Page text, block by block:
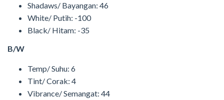
Shadaws/ Bayangan: 46
White/ Putih: -100
Black/ Hitam: -35
B/W
Temp/ Suhu: 6
Tint/ Corak: 4
Vibrance/ Semangat: 44